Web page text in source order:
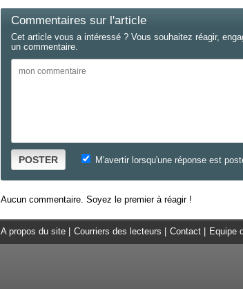
Commentaires sur l'article
Cet article vous a intéressé ? Vous souhaitez réagir,
un commentaire.
POSTER M'avertir lorsqu'une réponse est
Aucun commentaire. Soyez le premier à réagir !
A propos du site | Courriers des lecteurs | Contact | Equipe